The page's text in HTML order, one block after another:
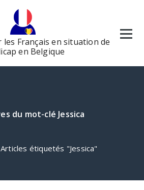
Français en situation de
en Belgique
du mot-clé Jessica
Articles étiquetés "Jessica"